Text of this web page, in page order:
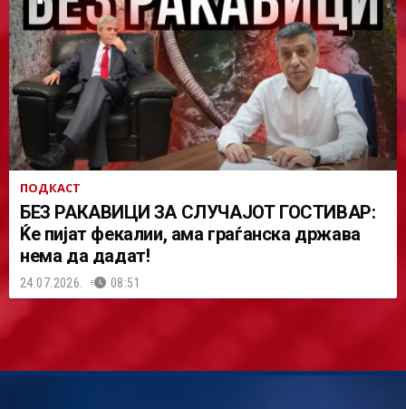
ПОДКАСТ
БЕЗ РАКАВИЦИ ЗА СЛУЧАЈОТ ГОСТИВАР:
Ќе пијат фекалии, ама граѓанска држава
нема да дадат!
24.07.2026. 08:51